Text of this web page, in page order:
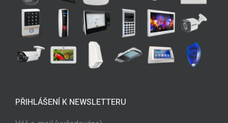
PŘIHLÁŠENÍ K NEWSLETTERU